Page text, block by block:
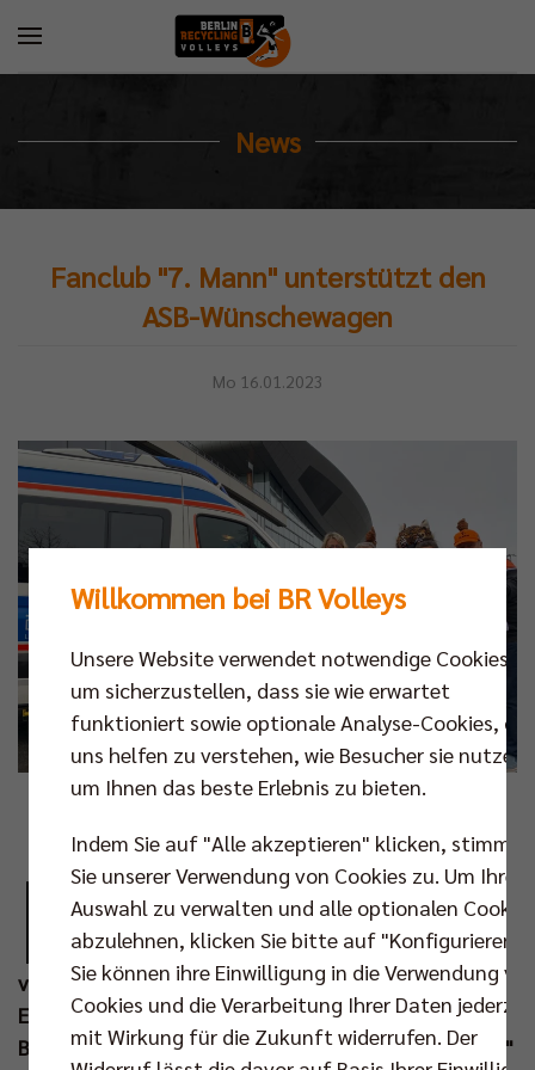
News
Fanclub "7. Mann" unterstützt den
ASB-Wünschewagen
Mo 16.01.2023
B ereits seit vielen Jahren ist das soziale
Engagement eine Herzensangelegenheit für
die BR Volleys. Diese enge und
vertrauensvolle Kooperation mit verschiedensten
Einrichtungen der Hauptstadt, wie zum Beispiel die
Berliner Stadtmission, hat sich der Fanclub "7. Mann"
Willkommen bei BR Volleys
Unsere Website verwendet notwendige Cookies,
um sicherzustellen, dass sie wie erwartet
funktioniert sowie optionale Analyse-Cookies, die
uns helfen zu verstehen, wie Besucher sie nutzen,
um Ihnen das beste Erlebnis zu bieten.
Indem Sie auf "Alle akzeptieren" klicken, stimmen
Sie unserer Verwendung von Cookies zu. Um Ihre
Auswahl zu verwalten und alle optionalen Cookies
abzulehnen, klicken Sie bitte auf "Konfigurieren".
Sie können ihre Einwilligung in die Verwendung
Cookies und die Verarbeitung Ihrer Daten
mit Wirkung für die Zukunft widerrufen. Der